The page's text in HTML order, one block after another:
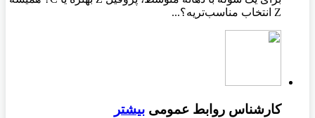
Z انتخاب مناسب‌تریه؟...
کارشناس روابط عمومی بیشتر